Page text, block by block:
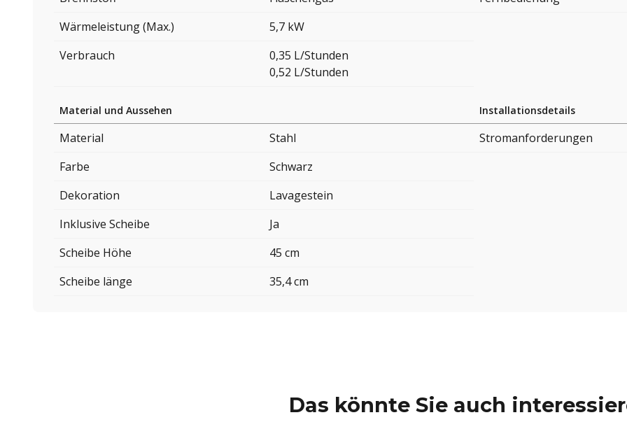
Wärmeleistung (Max.)
5,7 kW
Verbrauch
0,35 L/Stunden
0,52 L/Stunden
Material und Aussehen
Material
Stahl
Farbe
Schwarz
Dekoration
Lavagestein
Inklusive Scheibe
Ja
Scheibe Höhe
45 cm
Scheibe länge
35,4 cm
Installationsdetails
Stromanforderungen
Das könnte Sie auch